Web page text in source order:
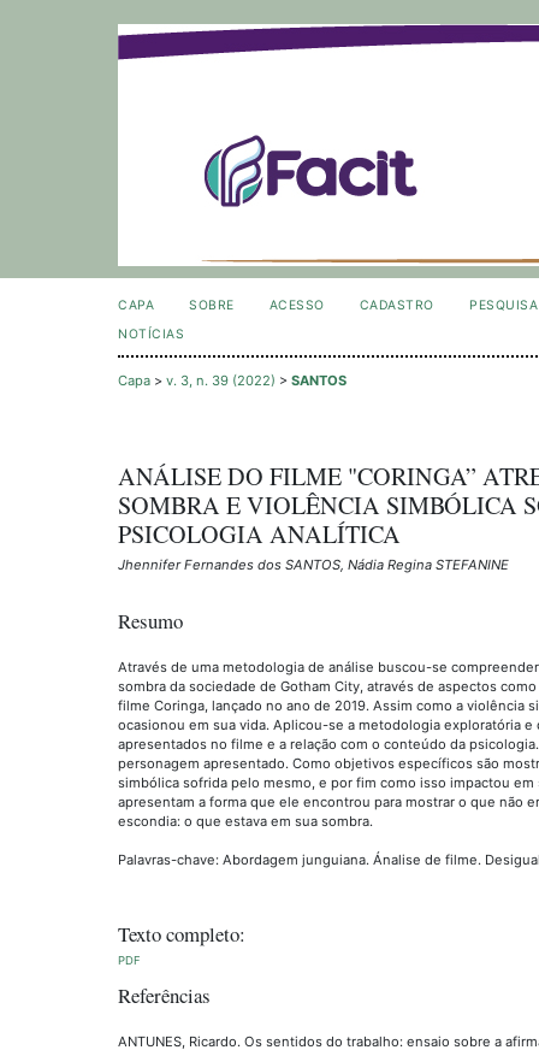
CAPA SOBRE ACESSO CADASTRO
PESQUISA
NOTÍCIAS
Capa > v. 3, n. 39 (2022) > SANTOS
ANÁLISE DO FILME "CORINGA”
SOMBRA E VIOLÊNCIA SIMBÓLICA
PSICOLOGIA ANALÍTICA
Jhennifer Fernandes dos SANTOS, Nádia Regina STEFANINE
Resumo
Através de uma metodologia de análise buscou-se
sombra da sociedade de Gotham City, através de aspectos
filme Coringa, lançado no ano de 2019. Assim como a violência
ocasionou em sua vida. Aplicou-se a metodologia exploratória e
apresentados no filme e a relação com o conteúdo da
personagem apresentado. Como objetivos específicos são
simbólica sofrida pelo mesmo, e por fim como isso impactou
apresentam a forma que ele encontrou para mostrar o que não
escondia: o que estava em sua sombra.
Palavras-chave: Abordagem junguiana. Ánalise de filme.
Texto completo:
PDF
Referências
ANTUNES, Ricardo. Os sentidos do trabalho: ensaio sobre a